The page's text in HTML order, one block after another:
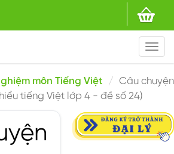
môn Tiếng Việt
Câu chuyện
tiếng Việt lớp 4 - đề số 24)